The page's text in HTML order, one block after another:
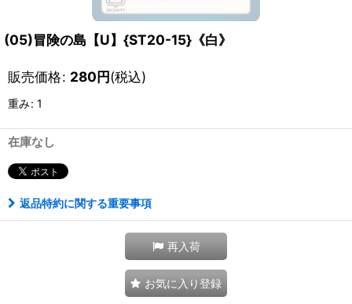
(05)冒険の島【U】{ST20-15}《白》
販売価格: 280円(税込)
重み: 1
在庫なし
返品特約に関する重要事項
再入荷
お気に入り登録